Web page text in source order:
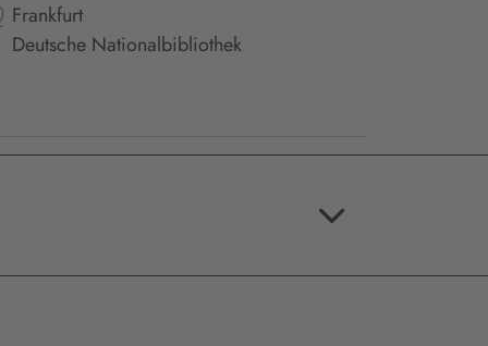
Frankfurt
Deutsche Nationalbibliothek